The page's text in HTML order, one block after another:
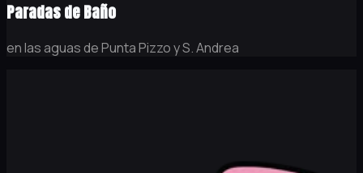
Paradas de Baño
en las aguas de Punta Pizzo y S. Andrea